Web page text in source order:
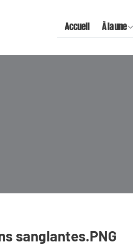
Accueil À la une
sanglantes.PNG